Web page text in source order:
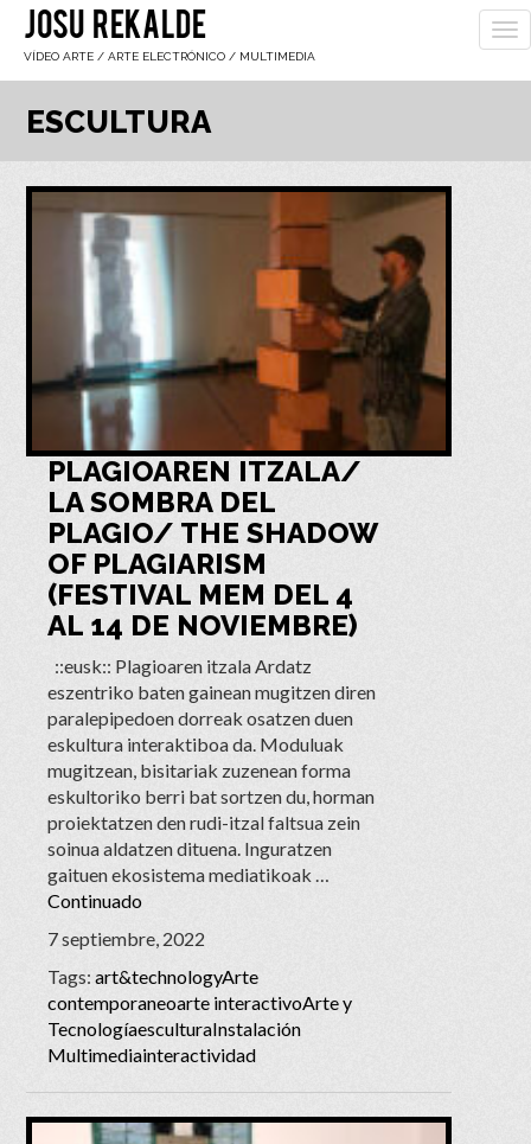
JOSU REKALDE
VÍDEO ARTE / ARTE ELECTRÓNICO / MULTIMEDIA
ESCULTURA
PLAGIOAREN ITZALA/
LA SOMBRA DEL
PLAGIO/ THE SHADOW
OF PLAGIARISM
(FESTIVAL MEM DEL 4
AL 14 DE NOVIEMBRE)
::eusk:: Plagioaren itzala Ardatz
eszentriko baten gainean mugitzen diren
paralepipedoen dorreak osatzen duen
eskultura interaktiboa da. Moduluak
mugitzean, bisitariak zuzenean forma
eskultoriko berri bat sortzen du, horman
proiektatzen den rudi-itzal faltsua zein
soinua aldatzen dituena. Inguratzen
gaituen ekosistema mediatikoak …
Continuado
7 septiembre, 2022
Tags:art&technologyArte
contemporaneoarte interactivoArte y
TecnologíaesculturaInstalación
Multimediainteractividad